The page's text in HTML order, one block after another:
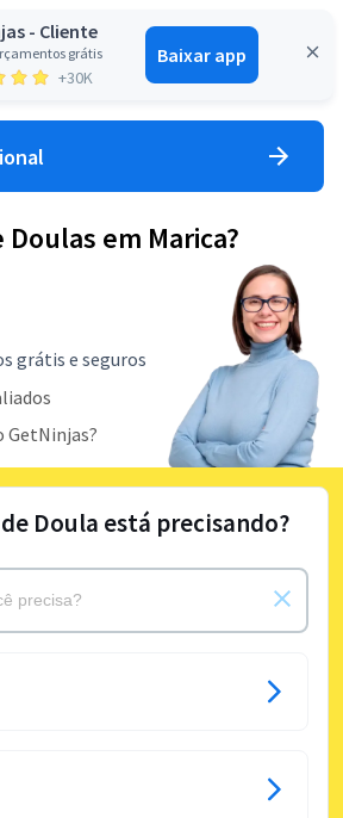
- Cliente
grátis
+30K
Baixar app
Entrar
em Marica?
grátis e seguros
GetNinjas?
Doula está precisando?